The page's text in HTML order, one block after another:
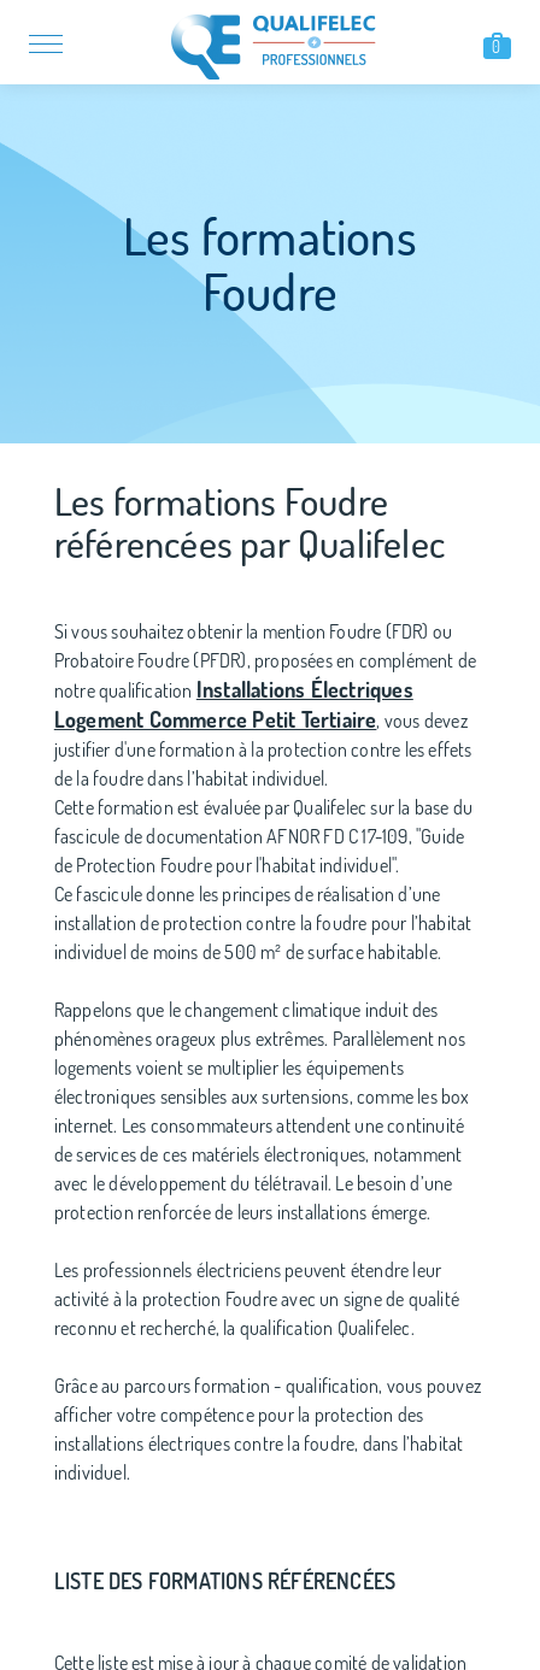
0
Les formations
Foudre
Les formations Foudre
référencées par Qualifelec
Si vous souhaitez obtenir la mention Foudre (FDR) ou
Probatoire Foudre (PFDR), proposées en complément de
notre qualification Installations Électriques
Logement Commerce Petit Tertiaire, vous devez
justifier d'une formation à la protection contre les effets
de la foudre dans l’habitat individuel.
Cette formation est évaluée par Qualifelec sur la base du
fascicule de documentation AFNOR FD C 17-109, "Guide
de Protection Foudre pour l'habitat individuel".
Ce fascicule donne les principes de réalisation d’une
installation de protection contre la foudre pour l’habitat
individuel de moins de 500 m² de surface habitable.
Rappelons que le changement climatique induit des
phénomènes orageux plus extrêmes. Parallèlement nos
logements voient se multiplier les équipements
électroniques sensibles aux surtensions, comme les box
internet. Les consommateurs attendent une continuité
de services de ces matériels électroniques, notamment
avec le développement du télétravail. Le besoin d’une
protection renforcée de leurs installations émerge.
Les professionnels électriciens peuvent étendre leur
activité à la protection Foudre avec un signe de qualité
reconnu et recherché, la qualification Qualifelec.
Grâce au parcours formation - qualification, vous pouvez
afficher votre compétence pour la protection des
installations électriques contre la foudre, dans l’habitat
individuel.
LISTE DES FORMATIONS RÉFÉRENCÉES
Cette liste est mise à jour à chaque comité de validation